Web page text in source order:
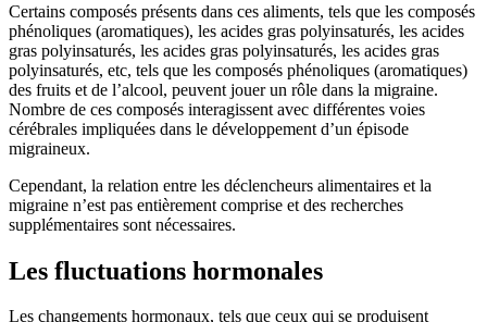
Certains composés présents dans ces aliments, tels que les composés
phénoliques (aromatiques), les acides gras polyinsaturés, les acides
gras polyinsaturés, les acides gras polyinsaturés, les acides gras
polyinsaturés, etc, tels que les composés phénoliques (aromatiques)
des fruits et de l’alcool, peuvent jouer un rôle dans la migraine.
Nombre de ces composés interagissent avec différentes voies
cérébrales impliquées dans le développement d’un épisode
migraineux.
Cependant, la relation entre les déclencheurs alimentaires et la
migraine n’est pas entièrement comprise et des recherches
supplémentaires sont nécessaires.
Les fluctuations hormonales
Les changements hormonaux, tels que ceux qui se produisent